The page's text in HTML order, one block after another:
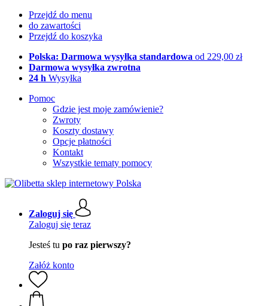
Przejdź do menu
do zawartości
Przejdź do koszyka
Polska: Darmowa wysyłka standardowa od 229,00 zł
Darmowa wysyłka zwrotna
24 h Wysyłka
Pomoc
Gdzie jest moje zamówienie?
Zwroty
Koszty dostawy
Opcje płatności
Kontakt
Wszystkie tematy pomocy
Zaloguj się
Zaloguj się teraz
Jesteś tu po raz pierwszy?
Załóż konto